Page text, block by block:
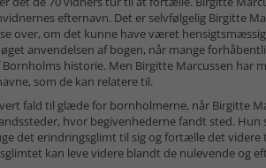
efternavn. Det er selvfølgelig Birgitte
over, om det kunne have været
anvendelsen af bogen, når mange
Bornholms historie. Men Birgitte Marcussen
som de kan relatere til.
fald til glæde for bornholmerne, når Birgitte
hvor begivenhederne fandt sted. Hun
det erindringsglimt til sig og fortælle det videre
kan leve videre blandt de nulevende og